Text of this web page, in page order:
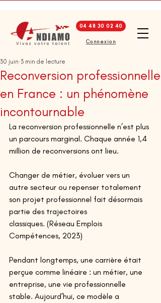
04 48 30 02 40
Connexion
Reconversion professionnelle
en France : un phénomène
incontournable
30 juin 3 min de lecture
La reconversion professionnelle n’est plus
un parcours marginal. Chaque année 1,4
million de reconversions ont lieu.
Changer de métier, évoluer vers un
autre secteur ou repenser totalement
son projet professionnel fait désormais
partie des trajectoires
classiques. (Réseau Emplois
Compétences, 2023)
Pendant longtemps, une carrière était
perçue comme linéaire : un métier, une
entreprise, une vie professionnelle
stable. Aujourd’hui, ce modèle a